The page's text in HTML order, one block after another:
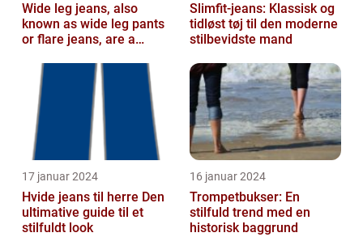
Wide leg jeans, also
known as wide leg pants
or flare jeans, are a
for those ...
Slimfit-jeans: Klassisk og
tidløst tøj til den moderne
stilbevidste mand
17 januar 2024
Hvide jeans til herre Den
ultimative guide til et
stilfuldt look
16 januar 2024
Trompetbukser: En
stilfuld trend med en
historisk baggrund